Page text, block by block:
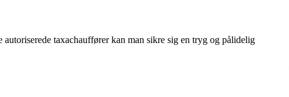
taxachauffører kan man sikre sig en tryg og pålidelig